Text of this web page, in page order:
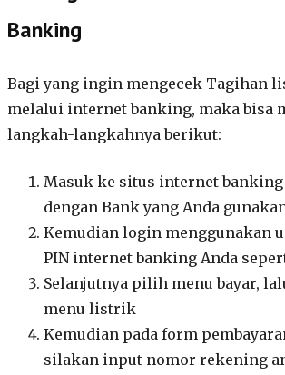
Banking
Bagi yang ingin mengecek Tagihan
melalui internet banking, maka bisa
langkah-langkahnya berikut:
Masuk ke situs internet banking
dengan Bank yang Anda
Kemudian login menggunakan
PIN internet banking Anda
Selanjutnya pilih menu bayar,
menu listrik
Kemudian pada form
silakan input nomor rekening